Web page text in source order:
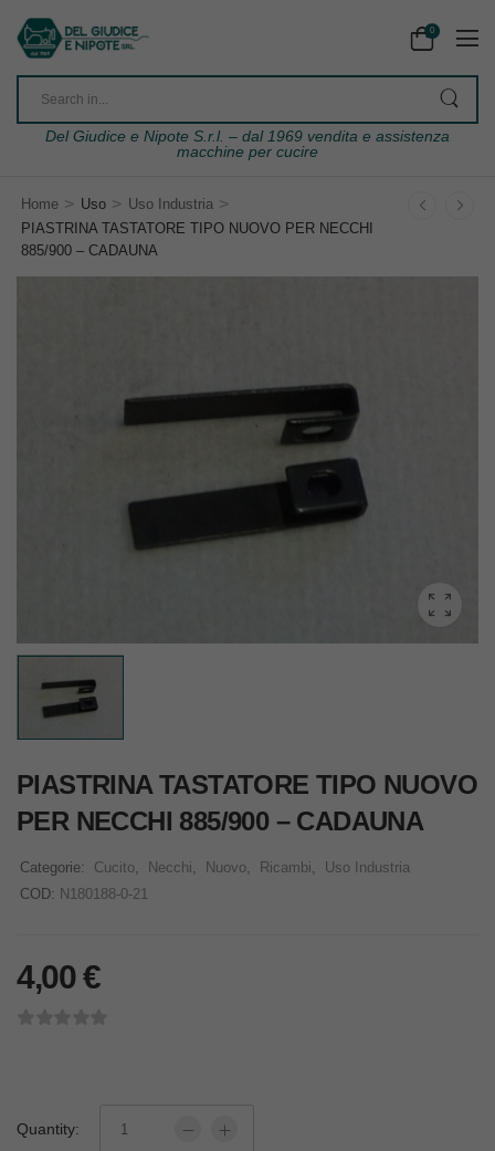
0
Del Giudice e Nipote S.r.l. – dal 1969 vendita e assistenza
macchine per cucire
Home > Uso > Uso Industria >
PIASTRINA TASTATORE TIPO NUOVO PER NECCHI
885/900 – CADAUNA
PIASTRINA TASTATORE TIPO NUOVO
PER NECCHI 885/900 – CADAUNA
Categorie: Cucito, Necchi, Nuovo, Ricambi,
Uso Industria
COD: N180188-0-21
4,00€
Quantity: